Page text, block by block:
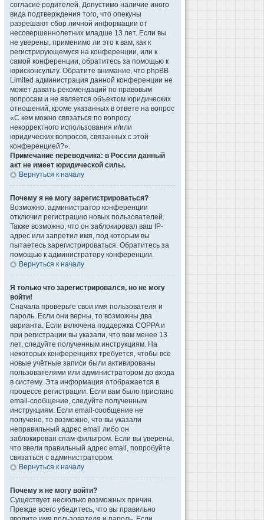
согласие родителей. Допустимо наличие иного
вида подтверждения того, что опекуны
разрешают сбор личной информации от
несовершеннолетних младше 13 лет. Если вы
не уверены, применимо ли это к вам, как к
регистрирующемуся на конференции, или к
самой конференции, обратитесь за помощью к
юрисконсульту. Обратите внимание, что phpBB
Limited администрация данной конференции не
может давать рекомендаций по правовым
вопросам и не является объектом юридических
отношений, кроме указанных в ответе на вопрос
«С кем можно связаться по вопросу
некорректного использования и/или
юридических вопросов, связанных с этой
конференцией?».
Примечание переводчика: в России данный
акт не имеет юридической силы.
Вернуться к началу
Почему я не могу зарегистрироваться?
Возможно, администратор конференции
отключил регистрацию новых пользователей.
Также возможно, что он заблокировал ваш IP-
адрес или запретил имя, под которым вы
пытаетесь зарегистрироваться. Обратитесь за
помощью к администратору конференции.
Вернуться к началу
Я только что зарегистрировался, но не могу
войти!
Сначала проверьте свои имя пользователя и
пароль. Если они верны, то возможны два
варианта. Если включена поддержка COPPA и
при регистрации вы указали, что вам менее 13
лет, следуйте полученным инструкциям. На
некоторых конференциях требуется, чтобы все
новые учётные записи были активированы
пользователями или администратором до входа
в систему. Эта информация отображается в
процессе регистрации. Если вам было прислано
email-сообщение, следуйте полученным
инструкциям. Если email-сообщение не
получено, то возможно, что вы указали
неправильный адрес email либо он
заблокирован спам-фильтром. Если вы уверены,
что ввели правильный адрес email, попробуйте
связаться с администратором.
Вернуться к началу
Почему я не могу войти?
Существует несколько возможных причин.
Прежде всего убедитесь, что вы правильно